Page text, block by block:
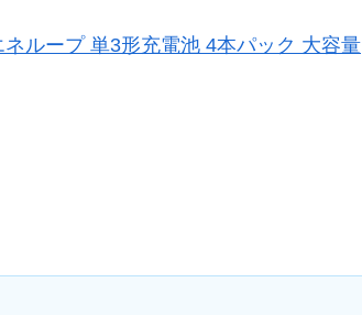
ループ 単3形充電池 4本パック 大容量